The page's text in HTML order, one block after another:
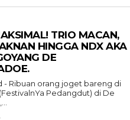
TRIO MACAN,
HINGGA NDX AKA
DE
- Ribuan orang joget bareng di
Pedangdut) di De